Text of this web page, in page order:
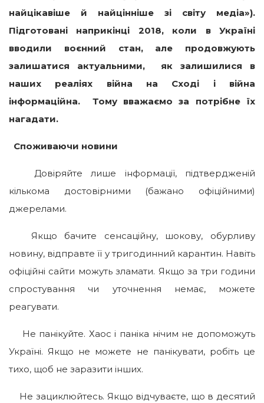
найцікавіше й найцінніше зі світу медіа»).
Підготовані наприкінці 2018, коли в Україні
вводили воєнний стан, але продовжують
залишатися актуальними, як залишилися в
наших реаліях війна на Сході і війна
інформаційна. Тому вважаємо за потрібне їх
нагадати.
Споживаючи новини
Довіряйте лише інформації, підтвердженій
кількома достовірними (бажано офіційними)
джерелами.
Якщо бачите сенсаційну, шокову, обурливу
новину, відправте її у тригодинний карантин. Навіть
офіційні сайти можуть зламати. Якщо за три години
спростування чи уточнення немає, можете
реагувати.
Не панікуйте. Хаос і паніка нічим не допоможуть
Україні. Якщо не можете не панікувати, робіть це
тихо, щоб не заразити інших.
Не зациклюйтесь. Якщо відчуваєте, що в десятий